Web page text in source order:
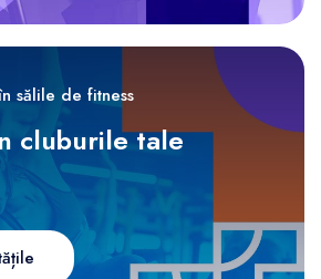
sălile de fitness
cluburile tale